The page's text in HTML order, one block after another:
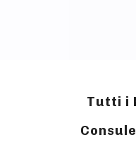
Tutti i